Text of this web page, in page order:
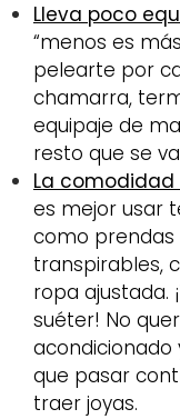
Lleva poco
“menos es
pelearte por
chamarra,
equipaje de
resto que se
La comodidad
es mejor usar
como prendas
transpirables,
ropa ajustada.
suéter! No
acondicionado
que pasar
traer joyas.